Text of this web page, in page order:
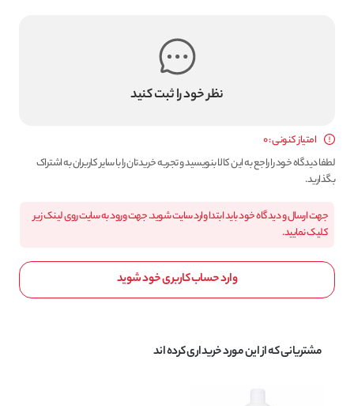
نظر خود را ثبت کنید
امتیاز کنونی : 0
لطفا دیدگاه خود را راجع به این کالا بنویسید و تجربه خریدتان را با سایر کاربران به اشتراک
بگذارید.
جهت ارسال و دیدگاه خود باید ابتدا وارد سایت شوید. جهت ورود به سایت روی لینک زیر
کلیک نمایید.
وارد حساب کاربری خود شوید
مشتریانی که از این مورد خریداری کرده اند